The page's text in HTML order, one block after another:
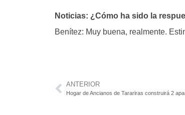
Noticias: ¿Cómo ha sido la
Benítez: Muy buena, realmente.
ANTERIOR
Hogar de Ancianos de Tarariras construirá 2